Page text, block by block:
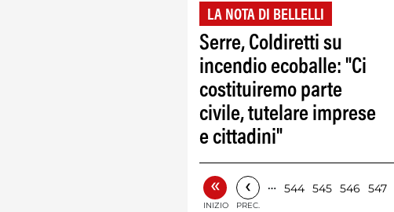
LA NOTA DI BELLELLI
Serre, Coldiretti su
incendio ecoballe: "Ci
costituiremo parte
civile, tutelare imprese
e cittadini"
«
INIZIO
‹
PREC.
… 544 545 546 547